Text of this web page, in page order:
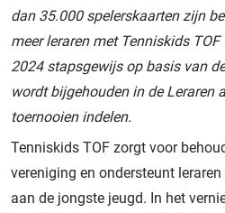
dan 35.000 spelerskaarten zijn
meer leraren met Tenniskids
2024 stapsgewijs op basis van
wordt bijgehouden in de Leraren
toernooien indelen.
Tenniskids TOF zorgt voor
vereniging en ondersteunt
aan de jongste jeugd. In het